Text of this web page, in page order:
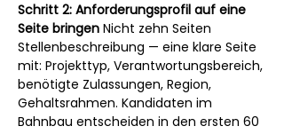
Schritt 2: Anforderungsprofil auf eine
Seite bringen Nicht zehn Seiten
Stellenbeschreibung — eine klare Seite
mit: Projekttyp, Verantwortungsbereich,
benötigte Zulassungen, Region,
Gehaltsrahmen. Kandidaten im
Bahnbau entscheiden in den ersten 60